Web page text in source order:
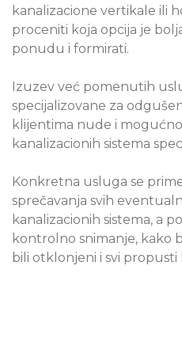
kanalizacione vertikale ili
proceniti koja opcija je
ponudu i formirati.
Izuzev već pomenutih
specijalizovane za
klijentima nude i
kanalizacionih sistema
Konkretna usluga se
sprečavanja svih
kanalizacionih sistema, a
kontrolno snimanje, kako
bili otklonjeni i svi propusti